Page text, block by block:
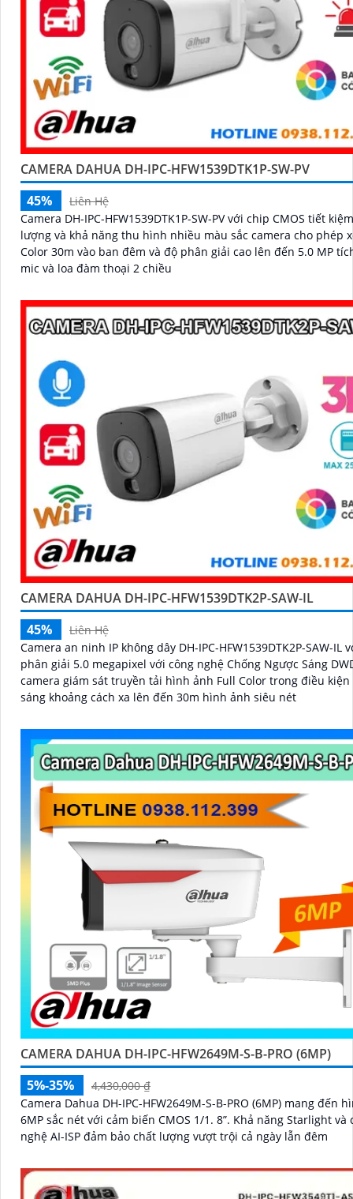
CAMERA DAHUA DH-IPC-HFW1539DTK1P-SW-PV
45%
Liên Hệ
Camera DH-IPC-HFW1539DTK1P-SW-PV với chip CMOS tiết
lượng và khả năng thu hình nhiều màu sắc camera cho phép
Color 30m vào ban đêm và độ phân giải cao lên đến 5.0 MP
mic và loa đàm thoại 2 chiều
CAMERA DAHUA DH-IPC-HFW1539DTK2P-SAW-IL
45%
Liên Hệ
Camera an ninh IP không dây DH-IPC-HFW1539DTK2P-SAW-IL
phân giải 5.0 megapixel với công nghệ Chống Ngược Sáng
camera giám sát truyền tải hình ảnh Full Color trong điều
sáng khoảng cách xa lên đến 30m hình ảnh siêu nét
CAMERA DAHUA DH-IPC-HFW2649M-S-B-PRO (6MP)
5%-35%
4,430,000 ₫
Camera Dahua DH-IPC-HFW2649M-S-B-PRO (6MP) mang đến
6MP sắc nét với cảm biến CMOS 1/1. 8”. Khả năng Starlight và công
nghệ AI-ISP đảm bảo chất lượng vượt trội cả ngày lẫn đêm